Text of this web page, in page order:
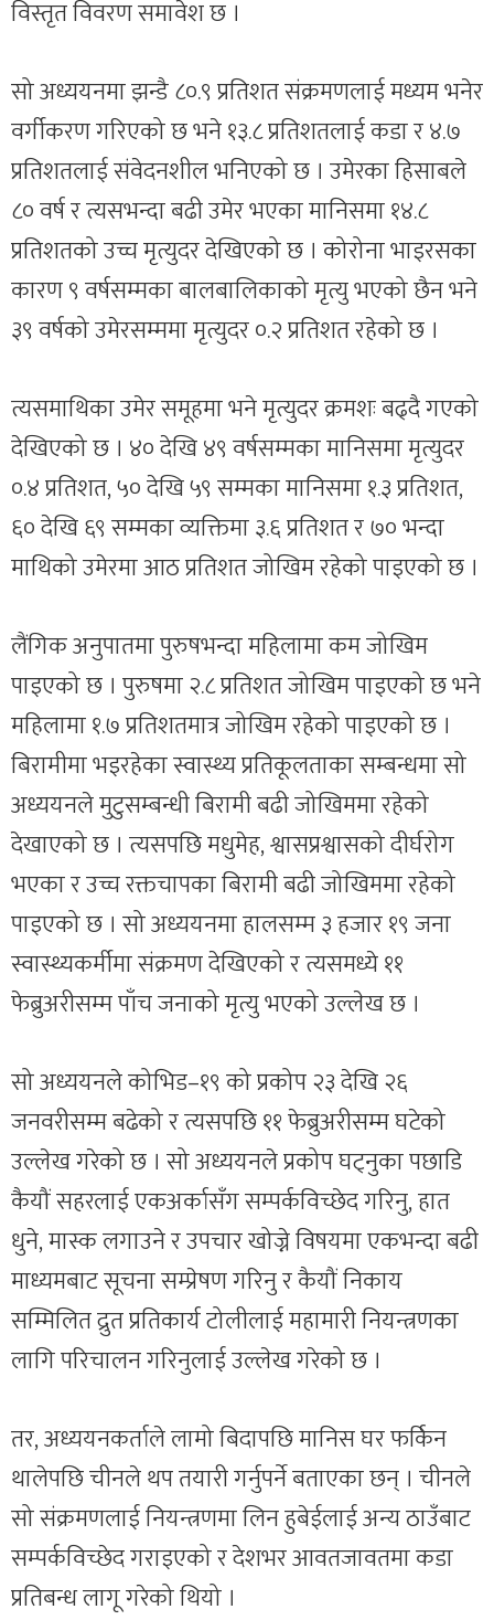
विस्तृत विवरण समावेश छ ।
सो अध्ययनमा झन्डै ८०.९ प्रतिशत संक्रमणलाई मध्यम भनेर
वर्गीकरण गरिएको छ भने १३.८ प्रतिशतलाई कडा र ४.७
प्रतिशतलाई संवेदनशील भनिएको छ । उमेरका हिसाबले
८० वर्ष र त्यसभन्दा बढी उमेर भएका मानिसमा १४.८
प्रतिशतको उच्च मृत्युदर देखिएको छ । कोरोना भाइरसका
कारण ९ वर्षसम्मका बालबालिकाको मृत्यु भएको छैन भने
३९ वर्षको उमेरसम्ममा मृत्युदर ०.२ प्रतिशत रहेको छ ।
त्यसमाथिका उमेर समूहमा भने मृत्युदर क्रमशः बढ्दै गएको
देखिएको छ । ४० देखि ४९ वर्षसम्मका मानिसमा मृत्युदर
०.४ प्रतिशत, ५० देखि ५९ सम्मका मानिसमा १.३ प्रतिशत,
६० देखि ६९ सम्मका व्यक्तिमा ३.६ प्रतिशत र ७० भन्दा
माथिको उमेरमा आठ प्रतिशत जोखिम रहेको पाइएको छ ।
लैंगिक अनुपातमा पुरुषभन्दा महिलामा कम जोखिम
पाइएको छ । पुरुषमा २.८ प्रतिशत जोखिम पाइएको छ भने
महिलामा १.७ प्रतिशतमात्र जोखिम रहेको पाइएको छ ।
बिरामीमा भइरहेका स्वास्थ्य प्रतिकूलताका सम्बन्धमा सो
अध्ययनले मुटुसम्बन्धी बिरामी बढी जोखिममा रहेको
देखाएको छ । त्यसपछि मधुमेह, श्वासप्रश्वासको दीर्घरोग
भएका र उच्च रक्तचापका बिरामी बढी जोखिममा रहेको
पाइएको छ । सो अध्ययनमा हालसम्म ३ हजार १९ जना
स्वास्थ्यकर्मीमा संक्रमण देखिएको र त्यसमध्ये ११
फेब्रुअरीसम्म पाँच जनाको मृत्यु भएको उल्लेख छ ।
सो अध्ययनले कोभिड–१९ को प्रकोप २३ देखि २६
जनवरीसम्म बढेको र त्यसपछि ११ फेब्रुअरीसम्म घटेको
उल्लेख गरेको छ । सो अध्ययनले प्रकोप घट्नुका पछाडि
कैयौं सहरलाई एकअर्कासँग सम्पर्कविच्छेद गरिनु, हात
धुने, मास्क लगाउने र उपचार खोज्ने विषयमा एकभन्दा बढी
माध्यमबाट सूचना सम्प्रेषण गरिनु र कैयौं निकाय
सम्मिलित द्रुत प्रतिकार्य टोलीलाई महामारी नियन्त्रणका
लागि परिचालन गरिनुलाई उल्लेख गरेको छ ।
तर, अध्ययनकर्ताले लामो बिदापछि मानिस घर फर्किन
थालेपछि चीनले थप तयारी गर्नुपर्ने बताएका छन् । चीनले
सो संक्रमणलाई नियन्त्रणमा लिन हुबेईलाई अन्य ठाउँबाट
सम्पर्कविच्छेद गराइएको र देशभर आवतजावतमा कडा
प्रतिबन्ध लागू गरेको थियो ।